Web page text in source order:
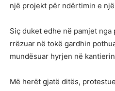
një projekt për ndërtimin e
Siç duket edhe në pamjet
rrëzuar në tokë gardhin
mundësuar hyrjen në
Më herët gjatë ditës,